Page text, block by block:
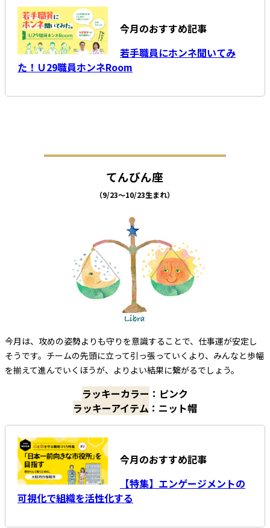
今月のおすすめ記事
若手職員にホンネ聞いてみ
た！Ｕ29職員ホンネRoom
てんびん座
（9/23～10/23生まれ）
今月は、攻めの姿勢よりも守りを意識することで、仕事運が安定し
そうです。チームの先頭に立って引っ張っていくより、みんなと歩幅
を揃えて進んでいくほうが、よりよい結果に繋がるでしょう。
ラッキーカラー ：ピンク
ラッキーアイテム ：ニット帽
今月のおすすめ記事
【特集】エンゲージメントの
可視化で組織を活性化する